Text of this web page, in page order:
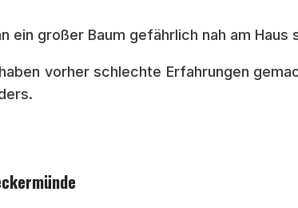
ein großer Baum gefährlich nah am Haus
vorher schlechte Erfahrungen